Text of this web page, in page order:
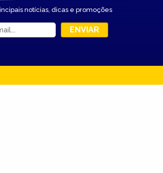
notícias, dicas e promoções